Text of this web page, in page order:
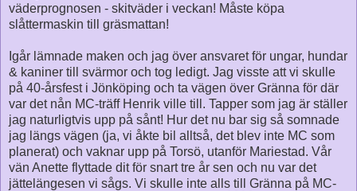
väderprognosen - skitväder i veckan! Måste köpa
slåttermaskin till gräsmattan!
Igår lämnade maken och jag över ansvaret för ungar, hundar
& kaniner till svärmor och tog ledigt. Jag visste att vi skulle
på 40-årsfest i Jönköping och ta vägen över Gränna för där
var det nån MC-träff Henrik ville till. Tapper som jag är ställer
jag naturligtvis upp på sånt! Hur det nu bar sig så somnade
jag längs vägen (ja, vi åkte bil alltså, det blev inte MC som
planerat) och vaknar upp på Torsö, utanför Mariestad. Vår
vän Anette flyttade dit för snart tre år sen och nu var det
jättelängesen vi sågs. Vi skulle inte alls till Gränna på MC-